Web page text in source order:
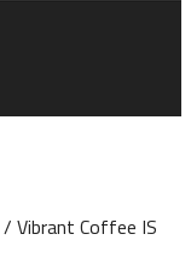
/ Vibrant Coffee IS